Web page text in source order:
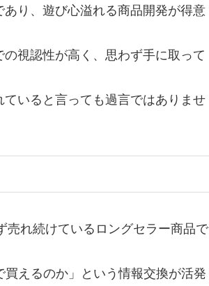
り、遊び心溢れる商品開発が得意
視認性が高く、思わず手に取って
いると言っても過言ではありませ
売れ続けているロングセラー商品で
えるのか」という情報交換が活発